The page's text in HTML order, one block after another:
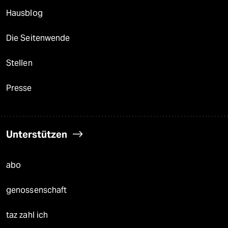
Hausblog
Die Seitenwende
Stellen
Presse
Unterstützen
abo
genossenschaft
taz zahl ich